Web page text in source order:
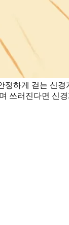
하게 걷는 신경
쓰러진다면 신